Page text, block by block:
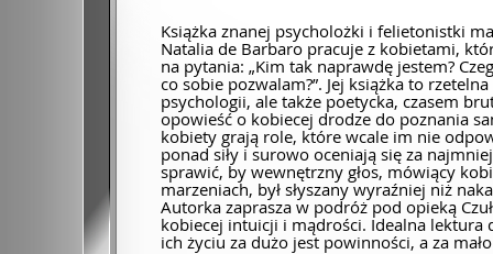
Książka znanej psycholożki i felietonistki
Natalia de Barbaro pracuje z kobietami,
na pytania: „Kim tak naprawdę jestem?
co sobie pozwalam?”. Jej książka to
psychologii, ale także poetycka, czasem
opowieść o kobiecej drodze do poznania
kobiety grają role, które wcale im nie
ponad siły i surowo oceniają się za
sprawić, by wewnętrzny głos, mówiący
marzeniach, był słyszany wyraźniej niż
Autorka zaprasza w podróż pod opieką
kobiecej intuicji i mądrości. Idealna lektura
ich życiu za dużo jest powinności, a za